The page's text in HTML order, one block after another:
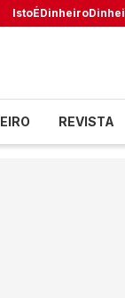
IstoÉDinheiro
REVISTA